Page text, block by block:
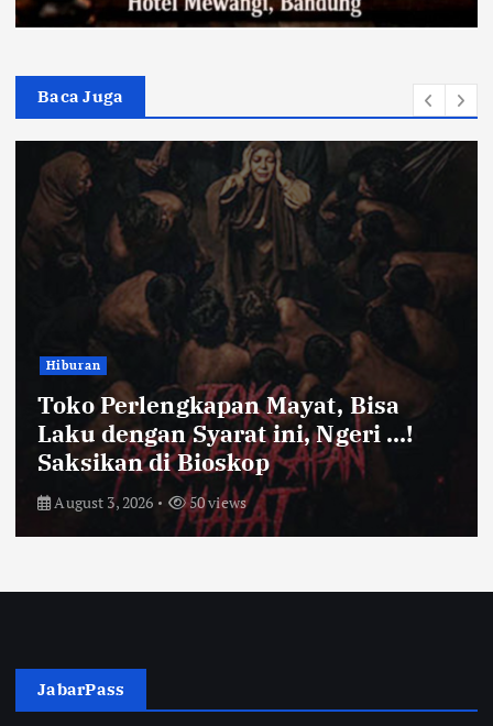
Baca Juga
Mayat, Bisa
ini, Ngeri …!
Bandung Raya
Farhan Pastikan
Kota Bandung
Ayam dan Timun
July 31, 2026
JabarPass